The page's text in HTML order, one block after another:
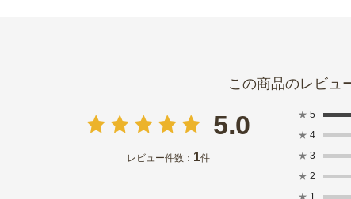
5.0
レビュー件数： 1件
★ 5
★ 4
★ 3
★ 2